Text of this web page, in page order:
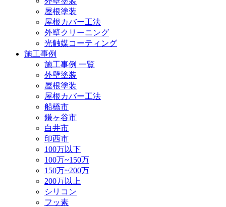
屋根塗装
屋根カバー工法
外壁クリーニング
光触媒コーティング
施工事例
施工事例 一覧
外壁塗装
屋根塗装
屋根カバー工法
船橋市
鎌ヶ谷市
白井市
印西市
100万以下
100万~150万
150万~200万
200万以上
シリコン
フッ素